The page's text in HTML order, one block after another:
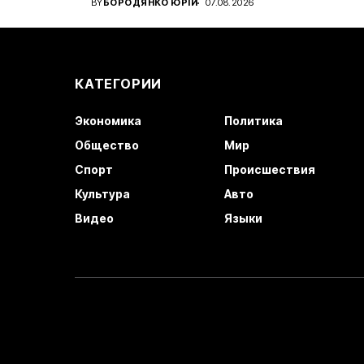
BYБОРОДЯНКО ЮРІЙ 07.08.2026
КАТЕГОРИИ
Экономика
Политика
Общество
Мир
Спорт
Происшествия
Культура
Авто
Видео
Языки